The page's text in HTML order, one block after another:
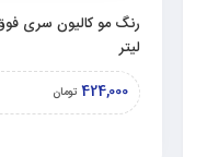
لیتر
424,000 تومان